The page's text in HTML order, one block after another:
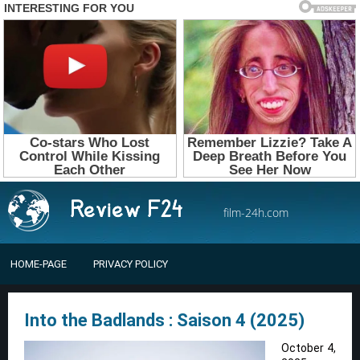
film-24h.com
HOME-PAGE PRIVACY POLICY
Into the Badlands : Saison 4 (2025)
October 4,